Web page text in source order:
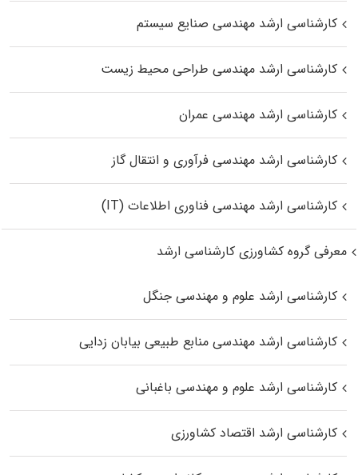
کارشناسی ارشد مهندسی صنایع سیستم
کارشناسی ارشد مهندسی طراحی محیط زیست
کارشناسی ارشد مهندسی عمران
کارشناسی ارشد مهندسی فرآوری و انتقال گاز
کارشناسی ارشد مهندسی فناوری اطلاعات (IT)
معرفی گروه کشاورزی کارشناسی ارشد
کارشناسی ارشد علوم و مهندسی جنگل
کارشناسی ارشد مهندسی منابع طبیعی بیابان زدایی
کارشناسی ارشد علوم و مهندسی باغبانی
کارشناسی ارشد اقتصاد کشاورزی